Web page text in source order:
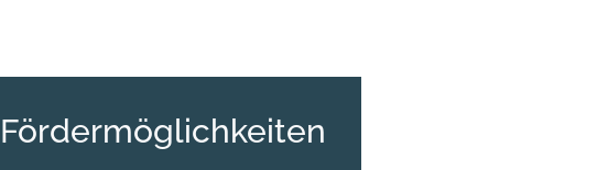
Fördermöglichkeiten